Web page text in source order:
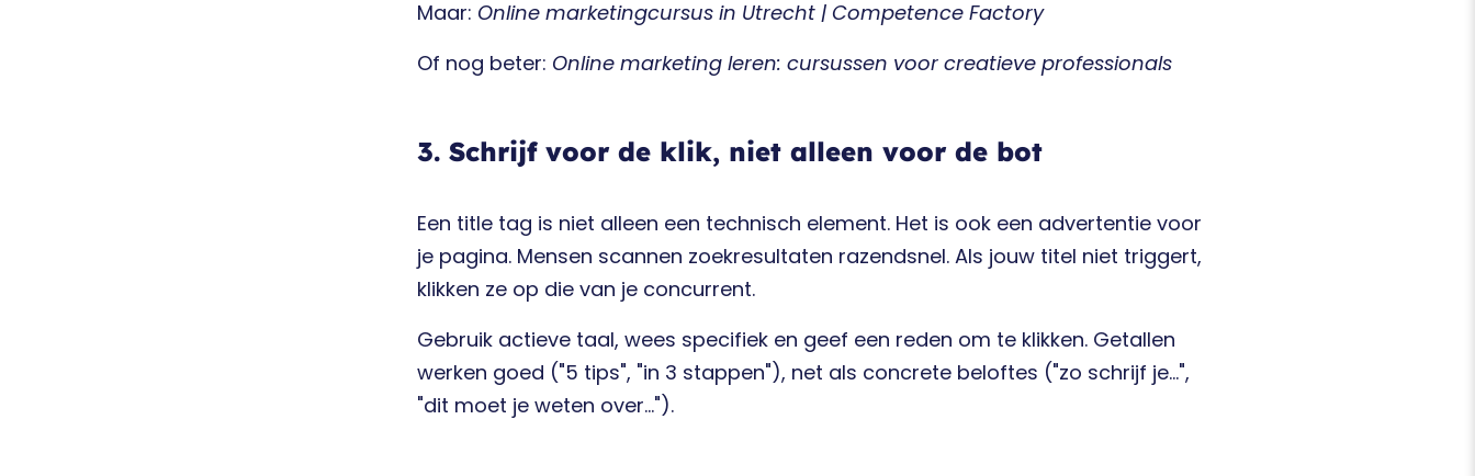
Maar: Online marketingcursus in Utrecht | Competence Factory
Of nog beter: Online marketing leren: cursussen voor creatieve professionals
3. Schrijf voor de klik, niet alleen voor de bot
Een title tag is niet alleen een technisch element. Het is ook een advertentie voor
je pagina. Mensen scannen zoekresultaten razendsnel. Als jouw titel niet triggert,
klikken ze op die van je concurrent.
Gebruik actieve taal, wees specifiek en geef een reden om te klikken. Getallen
werken goed ("5 tips", "in 3 stappen"), net als concrete beloftes ("zo schrijf je...",
"dit moet je weten over...").